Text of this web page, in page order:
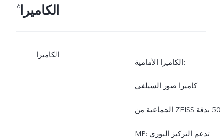
الكاميرا6
الكاميرا
الكاميرا الأمامية:
كاميرا صور السيلفي
الجماعية من ZEISS بدقة ‎50
MP: تدعم التركيز البؤري